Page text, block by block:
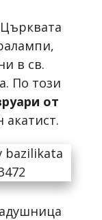
в св.
По този
от